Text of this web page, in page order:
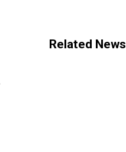
Related News